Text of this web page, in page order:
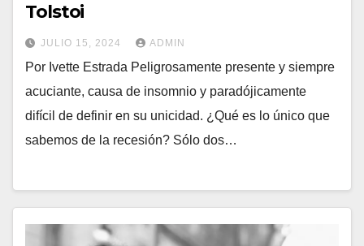
Tolstoi
JULIO 15, 2024 ADMIN
Por Ivette Estrada Peligrosamente presente y siempre
acuciante, causa de insomnio y paradójicamente
difícil de definir en su unicidad. ¿Qué es lo único que
sabemos de la recesión? Sólo dos…